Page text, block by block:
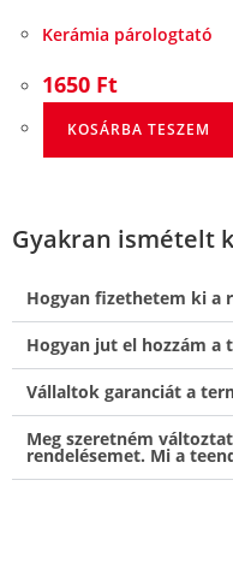
Kerámia párologtató
1650 Ft
KOSÁRBA TESZEM
Gyakran ismételt
Hogyan fizethetem ki a
Hogyan jut el hozzám a
Vállaltok garanciát a
Meg szeretném
rendelésemet. Mi a